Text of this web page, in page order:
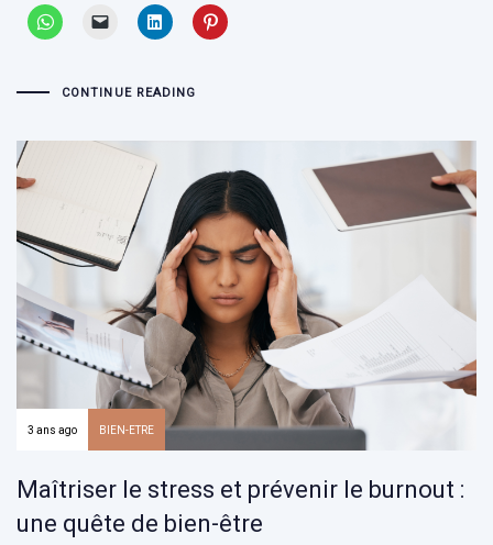
CONTINUE READING
3 ans ago BIEN-ETRE
Maîtriser le stress et prévenir le burnout :
une quête de bien-être